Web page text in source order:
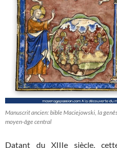
Manuscrit ancien: bible Maciejowski, la
moyen-âge central
Datant du XIIIe siècle,